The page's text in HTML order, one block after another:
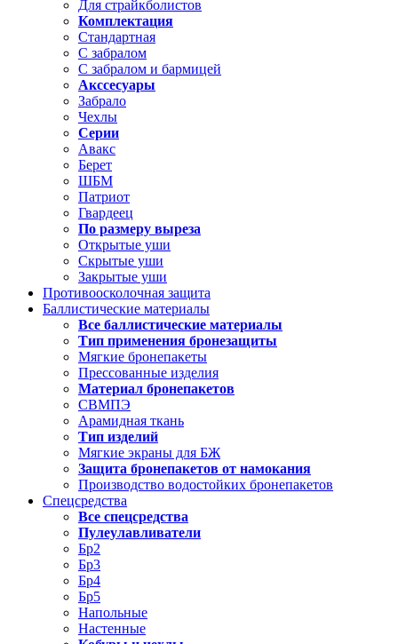
Для страйкболистов
Комплектация
Стандартная
С забралом
С забралом и бармицей
Акссесуары
Забрало
Чехлы
Серии
Авакс
Берет
ШБМ
Патриот
Гвардеец
По размеру выреза
Открытые уши
Скрытые уши
Закрытые уши
Противоосколочная защита
Баллистические материалы
Все баллистические материалы
Тип применения бронезащиты
Мягкие бронепакеты
Прессованные изделия
Материал бронепакетов
СВМПЭ
Арамидная ткань
Тип изделий
Мягкие экраны для БЖ
Защита бронепакетов от намокания
Производство водостойких бронепакетов
Спецсредства
Все спецсредства
Пулеулавливатели
Бр2
Бр3
Бр4
Бр5
Напольные
Настенные